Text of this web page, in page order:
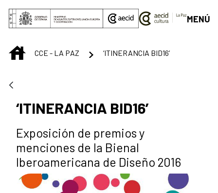
Saltar al contenido principal
MENÚ
INICIOCCE - LA PAZ ‘ITINERANCIA BID16’
‘ITINERANCIA BID16’
Exposición de premios y
menciones de la Bienal
Iberoamericana de Diseño 2016